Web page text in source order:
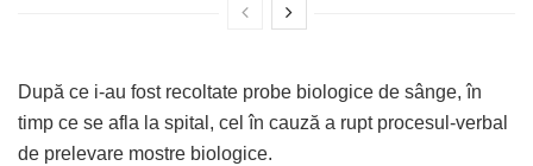
După ce i-au fost recoltate probe biologice de sânge, în
timp ce se afla la spital, cel în cauză a rupt procesul-verbal
de prelevare mostre biologice.